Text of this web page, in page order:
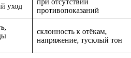
уход
при отсутствии
противопоказаний
склонность к отёкам,
напряжение, тусклый тон